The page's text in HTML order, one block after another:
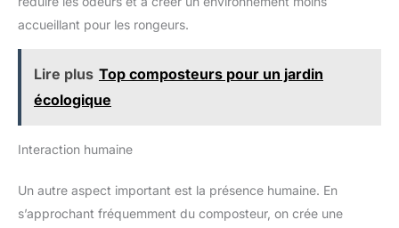
accueillant pour les rongeurs.
Lire plus Top composteurs pour un jardin
écologique
Interaction humaine
Un autre aspect important est la présence humaine. En
s’approchant fréquemment du composteur, on crée une